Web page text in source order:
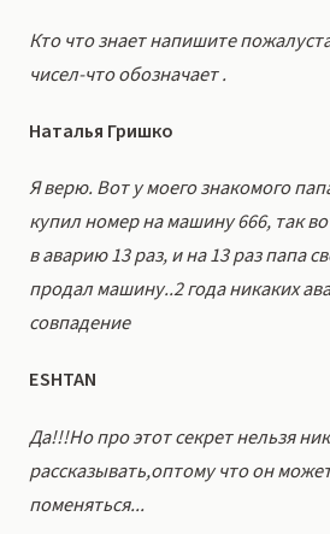
Кто что знает напишите
чисел-что обозначает .
Наталья Гришко
Я верю. Вот у моего знакомого
купил номер на машину 666, так
в аварию 13 раз, и на 13 раз папа
продал машину..2 года никаких
совпадение
ESHTAN
Да!!!Но про этот секрет нельзя
рассказывать,оптому что он
поменяться...